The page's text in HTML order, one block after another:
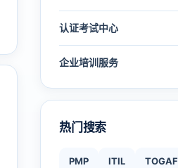
认证考试中心
企业培训服务
热门搜索
PMP ITIL TOGAF